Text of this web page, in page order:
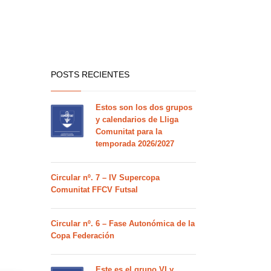
POSTS RECIENTES
Estos son los dos grupos
y calendarios de Lliga
Comunitat para la
temporada 2026/2027
Circular nº. 7 – IV Supercopa
Comunitat FFCV Futsal
Circular nº. 6 – Fase Autonómica de la
Copa Federación